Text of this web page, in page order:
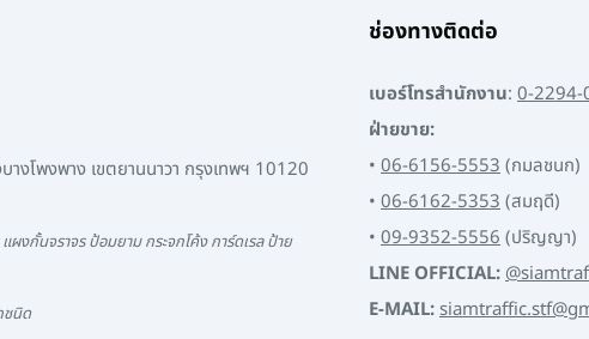
งโพงพาง เขตยานนาวา กรุงเทพฯ 10120
งกั้นจราจร ป้อมยาม กระจกโค้ง การ์ดเรล ป้าย
ชนิด
ช่องทางติดต่อ
เบอร์โทรสำนักงาน: 0-
ฝ่ายขาย:
• 06-6156-5553(กมลชนก)
• 06-6162-5353(สมฤดี)
• 09-9352-5556(ปริญญา)
LINE OFFICIAL:
E-MAIL: